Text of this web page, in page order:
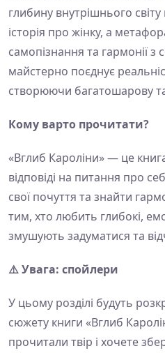
глибину внутрішнього
історія про жінку, а
самопізнання та гармонії з
майстерно поєднує
створюючи багатошарову
Кому варто прочитати?
«Вглиб Кароліни» — це
відповіді на питання про
свої почуття та знайти
тим, хто любить глибокі,
змушують задуматися та
⚠️ Увага: спойлери
У цьому розділі будуть
сюжету книги «Вглиб
прочитали твір і хочете